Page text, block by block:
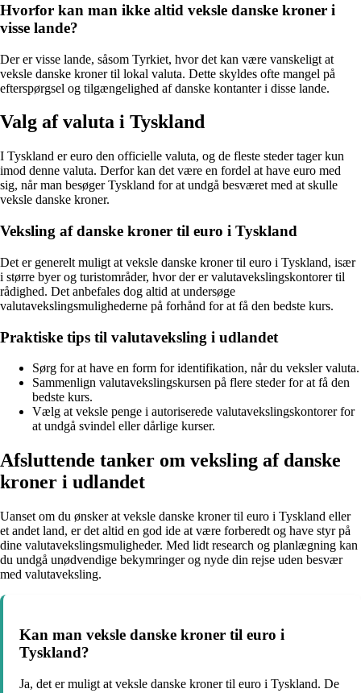
Hvorfor kan man ikke altid veksle danske kroner i
visse lande?
Der er visse lande, såsom Tyrkiet, hvor det kan være vanskeligt at
veksle danske kroner til lokal valuta. Dette skyldes ofte mangel på
efterspørgsel og tilgængelighed af danske kontanter i disse lande.
Valg af valuta i Tyskland
I Tyskland er euro den officielle valuta, og de fleste steder tager kun
imod denne valuta. Derfor kan det være en fordel at have euro med
sig, når man besøger Tyskland for at undgå besværet med at skulle
veksle danske kroner.
Veksling af danske kroner til euro i Tyskland
Det er generelt muligt at veksle danske kroner til euro i Tyskland, især
i større byer og turistområder, hvor der er valutavekslingskontorer til
rådighed. Det anbefales dog altid at undersøge
valutavekslingsmulighederne på forhånd for at få den bedste kurs.
Praktiske tips til valutaveksling i udlandet
Sørg for at have en form for identifikation, når du veksler valuta.
Sammenlign valutavekslingskursen på flere steder for at få den
bedste kurs.
Vælg at veksle penge i autoriserede valutavekslingskontorer for
at undgå svindel eller dårlige kurser.
Afsluttende tanker om veksling af danske
kroner i udlandet
Uanset om du ønsker at veksle danske kroner til euro i Tyskland eller
et andet land, er det altid en god ide at være forberedt og have styr på
dine valutavekslingsmuligheder. Med lidt research og planlægning kan
du undgå unødvendige bekymringer og nyde din rejse uden besvær
med valutaveksling.
Kan man veksle danske kroner til euro i
Tyskland?
Ja, det er muligt at veksle danske kroner til euro i Tyskland. De